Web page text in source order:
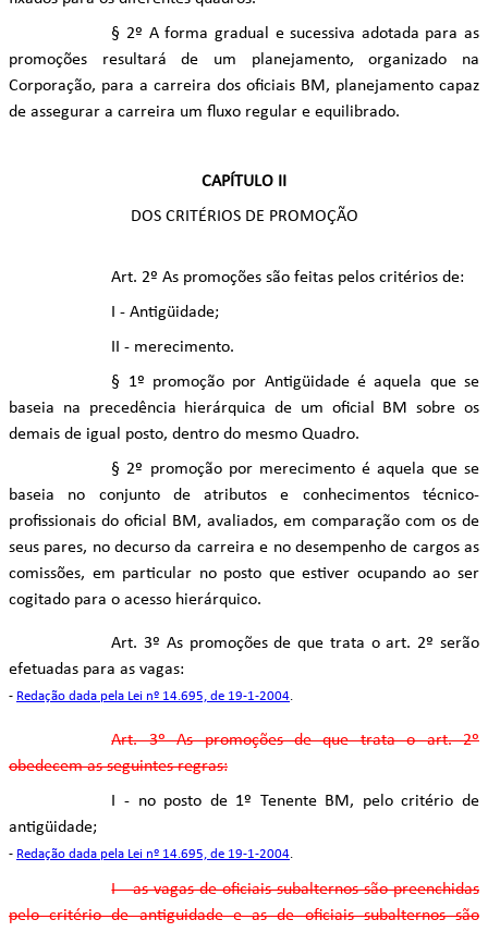
§ 2º A forma gradual e sucessiva adotada para as
promoções resultará de um planejamento, organizado na
Corporação, para a carreira dos oficiais BM, planejamento capaz
de assegurar a carreira um fluxo regular e equilibrado.
CAPÍTULO II
DOS CRITÉRIOS DE PROMOÇÃO
Art. 2º As promoções são feitas pelos critérios de:
I - Antigüidade;
II - merecimento.
§ 1º promoção por Antigüidade é aquela que se
baseia na precedência hierárquica de um oficial BM sobre os
demais de igual posto, dentro do mesmo Quadro.
§ 2º promoção por merecimento é aquela que se
baseia no conjunto de atributos e conhecimentos técnico-
profissionais do oficial BM, avaliados, em comparação com os de
seus pares, no decurso da carreira e no desempenho de cargos as
comissões, em particular no posto que estiver ocupando ao ser
cogitado para o acesso hierárquico.
Art. 3º As promoções de que trata o art. 2º serão
efetuadas para as vagas:
- Redação dada pela Lei nº 14.695, de 19-1-2004.
Art. 3º As promoções de que trata o art. 2º
obedecem as seguintes regras:
I - no posto de 1º Tenente BM, pelo critério de
antigüidade;
- Redação dada pela Lei nº 14.695, de 19-1-2004.
I - as vagas de oficiais subalternos são preenchidas
pelo critério de antiguidade e as de oficiais subalternos são